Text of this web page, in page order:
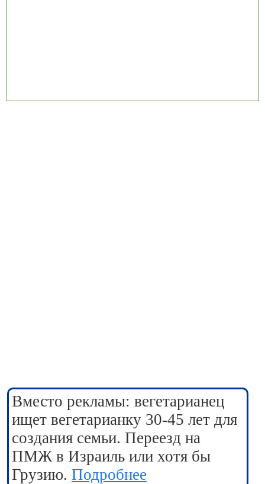
Вместо рекламы: вегетарианец
ищет вегетарианку 30-45 лет для
создания семьи. Переезд на
ПМЖ в Израиль или хотя бы
Грузию. Подробнее